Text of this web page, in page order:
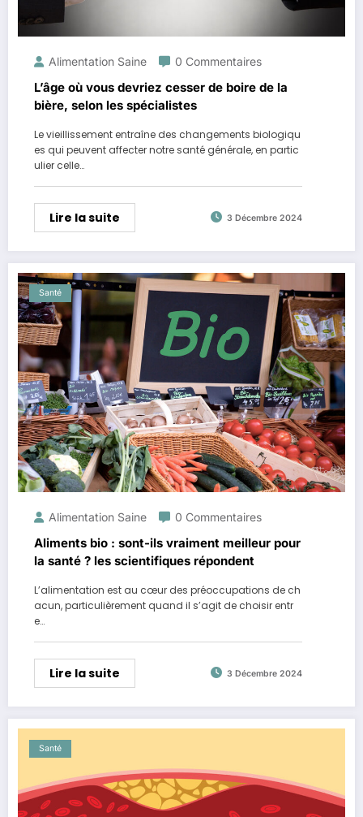
Alimentation Saine 0 Commentaires
L’âge où vous devriez cesser de boire de la
bière, selon les spécialistes
Le vieillissement entraîne des changements biologiqu
es qui peuvent affecter notre santé générale, en partic
ulier celle…
Lire la suite 3 Décembre 2024
Santé
Alimentation Saine 0 Commentaires
Aliments bio : sont-ils vraiment meilleur pour
la santé ? les scientifiques répondent
L’alimentation est au cœur des préoccupations de ch
acun, particulièrement quand il s’agit de choisir entr
e…
Lire la suite 3 Décembre 2024
Santé